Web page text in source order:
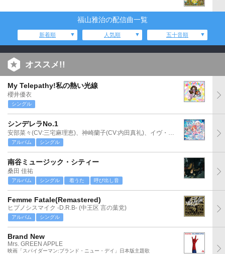
福山雅治の配信曲一覧
新着順 人気順 五十音順
オススメ!!
My Telepathy!私の熱い光線
櫻井優衣
シングル
シンデレラNo.1
安部菜々(CV:三宅麻理恵)、神崎蘭子(CV:内田真礼)、イヴ・サンタクロース(CV:松永あかね)
アルバム シングル
南谷ミュージック・シティー
桑田 佳祐
アルバム シングル 着うた 呼び出し音
Femme Fatale(Remastered)
ヒプノシスマイク -D.R.B- (中王区 言の葉党)
アルバム シングル
Brand New
Mrs. GREEN APPLE
映画「スパイダーマン:ブランド・ニュー・デイ」日本版主題歌